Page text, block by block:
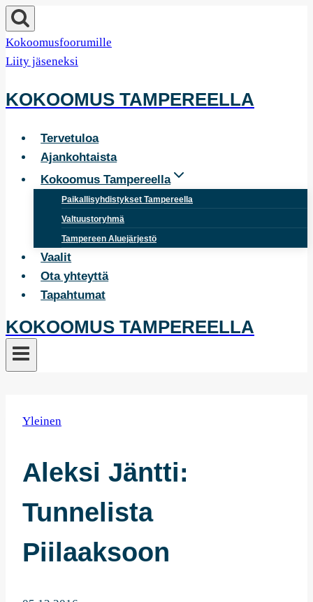
Siirry
sisältöön
Kokoomusfoorumille
Liity jäseneksi
KOKOOMUS TAMPEREELLA
Tervetuloa
Ajankohtaista
Kokoomus Tampereella
Paikallisyhdistykset Tampereella
Valtuustoryhmä
Tampereen Aluejärjestö
Vaalit
Ota yhteyttä
Tapahtumat
KOKOOMUS TAMPEREELLA
Yleinen
Aleksi Jäntti:
Tunnelista
Piilaaksoon